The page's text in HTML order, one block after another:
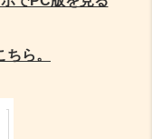
ら。